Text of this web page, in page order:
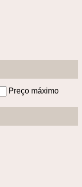
Preço máximo